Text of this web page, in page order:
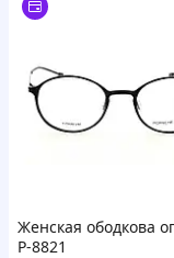
Женская ободкова
P-8821